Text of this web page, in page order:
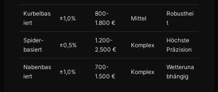
Kurbelbas
iert
±1,0%
800-
1.800 €
Mittel
Robusthei
t
Spider-
basiert
±0,5%
1.200-
2.500 €
Komplex
Höchste
Präzision
Nabenbas
iert
±1,0%
700-
1.500 €
Komplex
Wetteruna
bhängig